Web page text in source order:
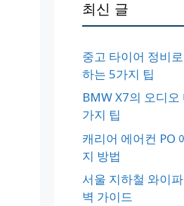
최신 글
중고 타이어 정비
하는 5가지 팁
BMW X7의 오디
가지 팁
캐리어 에어컨 PO
지 방법
서울 지하철 와이
벽 가이드